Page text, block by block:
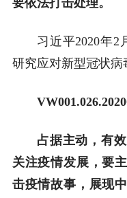
习近平2020年2
研究应对新型冠状
占据主动，有
关注疫情发展，要
击疫情故事，展现